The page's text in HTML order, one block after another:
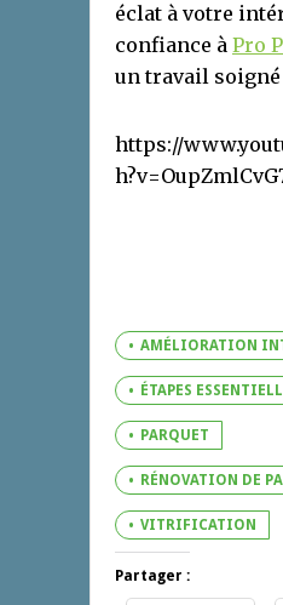
éclat à votre
confiance à Pro
un travail soigné
https://
AMÉLIORATION
ÉTAPES
PARQUET
RÉNOVATION DE
VITRIFICATION
Partager :